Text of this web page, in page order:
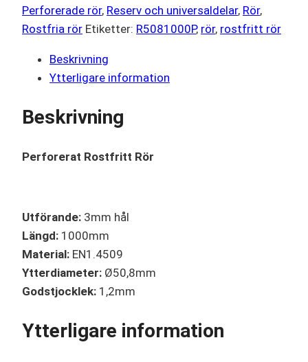
Perforerade rör, Reserv och universaldelar, Rör,
Rostfria rör Etiketter: R5081000P, rör, rostfritt rör
Beskrivning
Ytterligare information
Beskrivning
Perforerat Rostfritt Rör
Utförande: 3mm hål
Längd: 1000mm
Material: EN1.4509
Ytterdiameter: Ø50,8mm
Godstjocklek: 1,2mm
Ytterligare information